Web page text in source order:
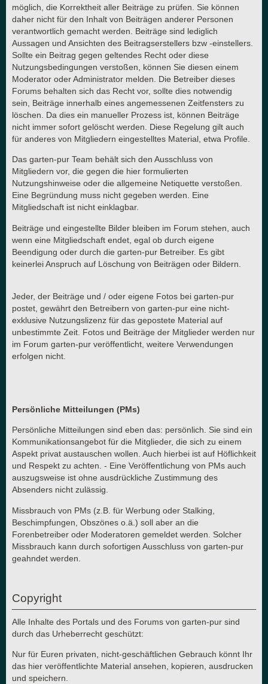
möglich, die Korrektheit aller Beiträge zu prüfen. Sie können
daher nicht für den Inhalt von Beiträgen anderer Personen
verantwortlich gemacht werden. Beiträge sind lediglich
Aussagen und Ansichten des Beitragserstellers bzw -einstellers.
Sollte ein Beitrag gegen geltendes Recht oder diese
Nutzungsbedingungen verstoßen, können Sie diesen einem
Moderator oder Administrator melden. Die Betreiber dieses
Forums behalten sich das Recht vor, sollte dies notwendig
sein, Beiträge innerhalb eines angemessenen Zeitfensters zu
löschen. Da dies ein manueller Prozess ist, können Beiträge
nicht immer sofort gelöscht werden. Diese Regelung gilt auch
für anderes von Mitgliedern eingestelltes Material, etwa Profile.
Das garten-pur Team behält sich den Ausschluss von
Mitgliedern vor, die gegen die hier formulierten
Nutzungshinweise oder die allgemeine Netiquette verstoßen.
Eine Begründung muss nicht gegeben werden. Eine
Mitgliedschaft ist nicht einklagbar.
Beiträge und eingestellte Bilder bleiben im Forum stehen, auch
wenn eine Mitgliedschaft endet, egal ob durch eigene
Beendigung oder durch die garten-pur Betreiber. Es gibt
keinerlei Anspruch auf Löschung von Beiträgen oder Bildern.
Jeder, der Beiträge und / oder eigene Fotos bei garten-pur
postet, gewährt den Betreibern von garten-pur eine nicht-
exklusive Nutzungslizenz für das gepostete Material auf
unbestimmte Zeit. Fotos und Beiträge der Mitglieder werden nur
im Forum garten-pur veröffentlicht, weitere Verwendungen
erfolgen nicht.
Persönliche Mitteilungen (PMs)
Persönliche Mitteilungen sind eben das: persönlich. Sie sind ein
Kommunikationsangebot für die Mitglieder, die sich zu einem
Aspekt privat austauschen wollen. Auch hierbei ist auf Höflichkeit
und Respekt zu achten. - Eine Veröffentlichung von PMs auch
auszugsweise ist ohne ausdrückliche Zustimmung des
Absenders nicht zulässig.
Missbrauch von PMs (z.B. für Werbung oder Stalking,
Beschimpfungen, Obszönes o.ä.) soll aber an die
Forenbetreiber oder Moderatoren gemeldet werden. Solcher
Missbrauch kann durch sofortigen Ausschluss von garten-pur
geahndet werden.
Copyright
Alle Inhalte des Portals und des Forums von garten-pur sind
durch das Urheberrecht geschützt:
Nur für Euren privaten, nicht-geschäftlichen Gebrauch könnt Ihr
das hier veröffentlichte Material ansehen, kopieren, ausdrucken
und speichern.